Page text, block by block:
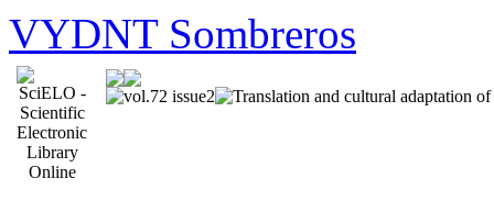
VYDNT Sombreros